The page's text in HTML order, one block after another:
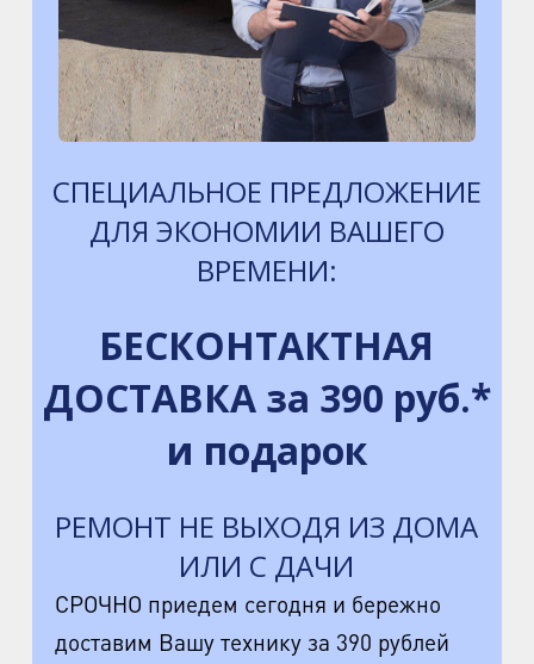
СПЕЦИАЛЬНОЕ ПРЕДЛОЖЕНИЕ
ДЛЯ ЭКОНОМИИ ВАШЕГО
ВРЕМЕНИ:
БЕСКОНТАКТНАЯ
ДОСТАВКА за 390 руб.*
и подарок
РЕМОНТ НЕ ВЫХОДЯ ИЗ ДОМА
ИЛИ С ДАЧИ
СРОЧНО приедем сегодня и бережно
доставим Вашу технику за 390 рублей